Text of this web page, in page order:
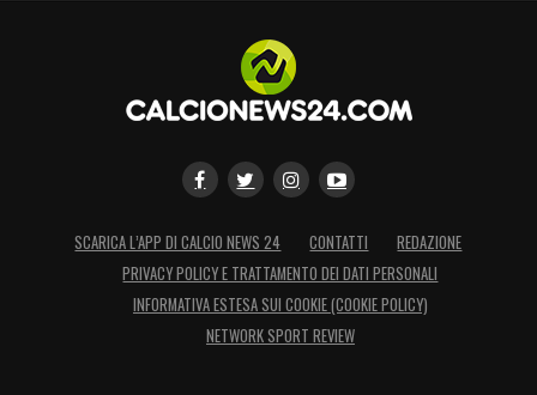
SCARICA L’APP DI CALCIO NEWS 24 CONTATTI
REDAZIONE
PRIVACY POLICY E TRATTAMENTO DEI DATI PERSONALI
INFORMATIVA ESTESA SUI COOKIE (COOKIE POLICY)
NETWORK SPORT REVIEW